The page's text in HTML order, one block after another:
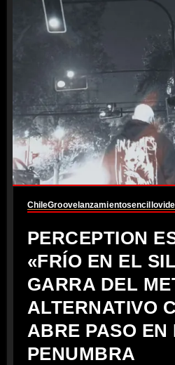
ChileGroovelanzamientosencillo
PERCEPTION
«FRÍO EN EL
GARRA DEL
ALTERNATIVO
ABRE PASO EN
PENUMBRA